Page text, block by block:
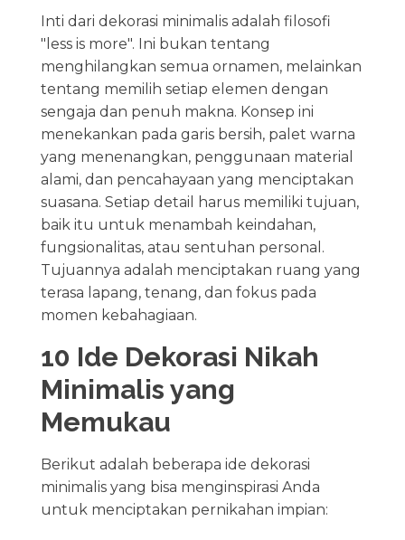
Inti dari dekorasi minimalis adalah filosofi
"less is more". Ini bukan tentang
menghilangkan semua ornamen, melainkan
tentang memilih setiap elemen dengan
sengaja dan penuh makna. Konsep ini
menekankan pada garis bersih, palet warna
yang menenangkan, penggunaan material
alami, dan pencahayaan yang menciptakan
suasana. Setiap detail harus memiliki tujuan,
baik itu untuk menambah keindahan,
fungsionalitas, atau sentuhan personal.
Tujuannya adalah menciptakan ruang yang
terasa lapang, tenang, dan fokus pada
momen kebahagiaan.
10 Ide Dekorasi Nikah
Minimalis yang
Memukau
Berikut adalah beberapa ide dekorasi
minimalis yang bisa menginspirasi Anda
untuk menciptakan pernikahan impian: